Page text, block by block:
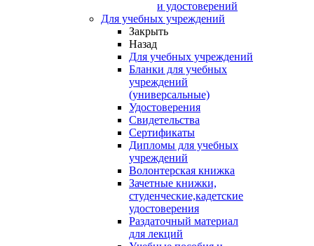
и удостоверений
Для учебных учреждений
Закрыть
Назад
Для учебных учреждений
Бланки для учебных
учреждений
(универсальные)
Удостоверения
Свидетельства
Сертификаты
Дипломы для учебных
учреждений
Волонтерская книжка
Зачетные книжки,
студенческие,кадетские
удостоверения
Раздаточный материал
для лекций